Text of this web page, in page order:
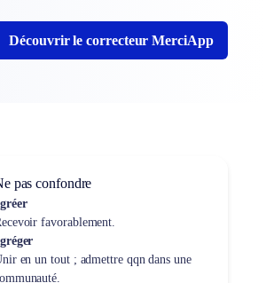
Découvrir le correcteur MerciApp
pas confondre
favorablement.
en un tout ; admettre qqn dans une